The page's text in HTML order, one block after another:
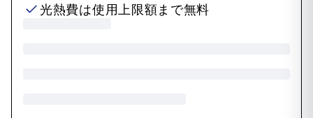
光熱費は使用上限額まで無料